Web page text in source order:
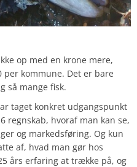
op med en krone mere,
per kommune. Det er bare
så mange fisk.
taget konkret udgangspunkt
regnskab, hvoraf man kan se,
og markedsføring. Og kun
af, hvad man gør hos
års erfaring at trække på, og